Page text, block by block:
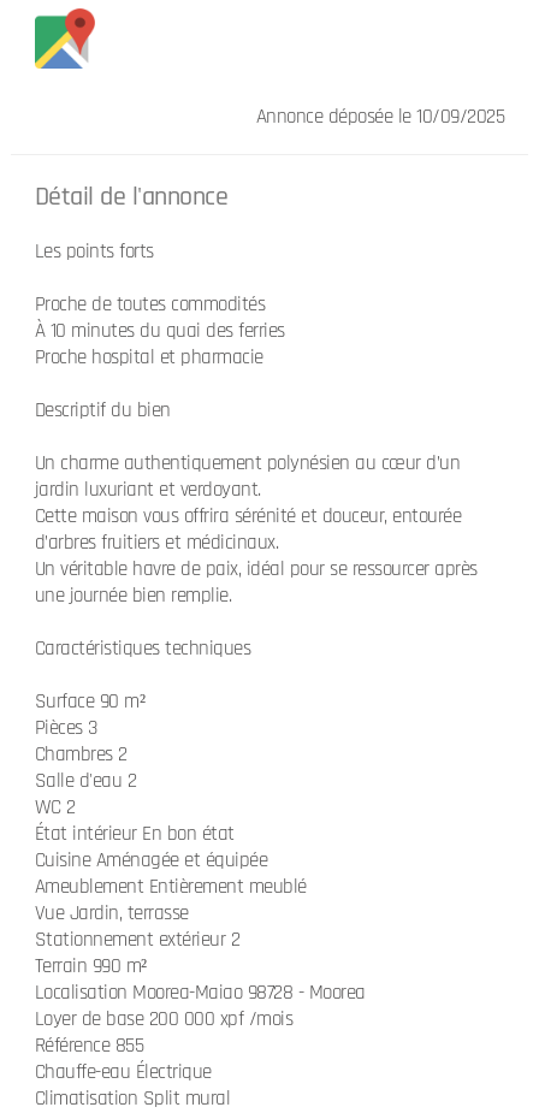
Annonce déposée le 10/09/2025
Détail de l'annonce
Les points forts
Proche de toutes commodités
À 10 minutes du quai des ferries
Proche hospital et pharmacie
Descriptif du bien
Un charme authentiquement polynésien au cœur d’un
jardin luxuriant et verdoyant.
Cette maison vous offrira sérénité et douceur, entourée
d’arbres fruitiers et médicinaux.
Un véritable havre de paix, idéal pour se ressourcer après
une journée bien remplie.
Caractéristiques techniques
Surface 90 m²
Pièces 3
Chambres 2
Salle d'eau 2
WC 2
État intérieur En bon état
Cuisine Aménagée et équipée
Ameublement Entièrement meublé
Vue Jardin, terrasse
Stationnement extérieur 2
Terrain 990 m²
Localisation Moorea-Maiao 98728 - Moorea
Loyer de base 200 000 xpf /mois
Référence 855
Chauffe-eau Électrique
Climatisation Split mural